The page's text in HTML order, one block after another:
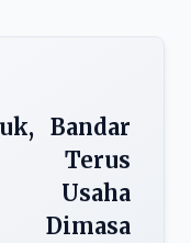
Bandar
Terus
Usaha
Dimasa